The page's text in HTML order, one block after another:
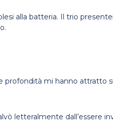
alla batteria. Il trio
profondità mi hanno attratto
letteralmente dall’essere